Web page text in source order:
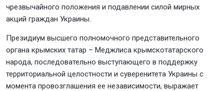
чрезвычайного положения и подавлении силой мирных
акций граждан Украины.
Президиум высшего полномочного представительного
органа крымских татар – Меджлиса крымскотатарского
народа, последовательно выступающего в поддержку
территориальной целостности и суверенитета Украины с
момента провозглашения ее независимости, выражает